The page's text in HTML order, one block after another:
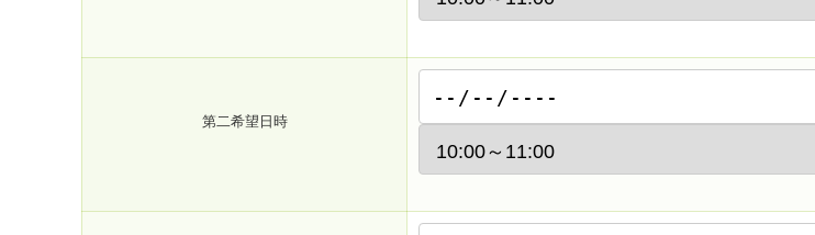
第二希望日時